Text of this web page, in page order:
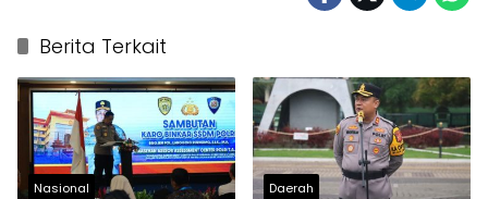
Berita Terkait
Nasional Daerah